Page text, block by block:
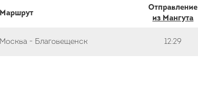
Маршрут
Отправление
из Мангута
Москва - Благовещенск 12:29